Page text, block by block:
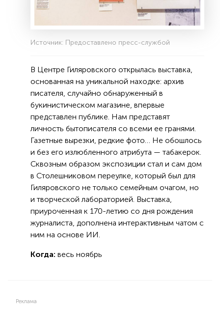
Источник: Предоставлено пресс-службой
В Центре Гиляровского открылась выставка,
основанная на уникальной находке: архив
писателя, случайно обнаруженный в
букинистическом магазине, впервые
представлен публике. Нам представят
личность бытописателя со всеми ее гранями.
Газетные вырезки, редкие фото… Не обошлось
и без его излюбленного атрибута — табакерок.
Сквозным образом экспозиции стал и сам дом
в Столешниковом переулке, который был для
Гиляровского не только семейным очагом, но
и творческой лабораторией. Выставка,
приуроченная к 170-летию со дня рождения
журналиста, дополнена интерактивным чатом с
ним на основе ИИ.
Когда: весь ноябрь
Реклама